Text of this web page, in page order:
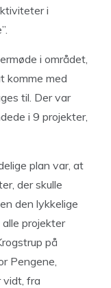
i
i området,
komme med
til. Der var
i 9 projekter,
plan var, at
der skulle
den lykkelige
projekter
på
Pengene,
vidt, fra